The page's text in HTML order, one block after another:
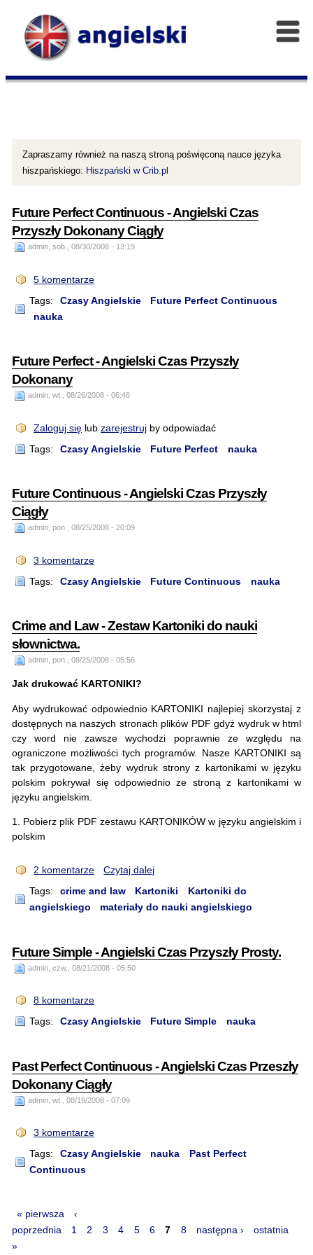
Zapraszamy również na naszą stroną poświęconą nauce języka
hiszpańskiego: Hiszpański w Crib.pl
Future Perfect Continuous - Angielski Czas
Przyszły Dokonany Ciągły
admin, sob., 08/30/2008 - 13:19
5 komentarze
Tags:
Czasy Angielskie
Future Perfect Continuous
nauka
Future Perfect - Angielski Czas Przyszły
Dokonany
admin, wt., 08/26/2008 - 06:46
Zaloguj się lubzarejestruj by odpowiadać
Tags:
Czasy Angielskie Future Perfect nauka
Future Continuous - Angielski Czas Przyszły
Ciągły
admin, pon., 08/25/2008 - 20:09
3 komentarze
Tags:
Czasy Angielskie Future Continuous nauka
Crime and Law - Zestaw Kartoniki do nauki
słownictwa.
admin, pon., 08/25/2008 - 05:56
Jak drukować KARTONIKI?
Aby wydrukować odpowiednio KARTONIKI najlepiej skorzystaj z
dostępnych na naszych stronach plików PDF gdyż wydruk w html
czy word nie zawsze wychodzi poprawnie ze względu na
ograniczone możliwości tych programów. Nasze KARTONIKI są
tak przygotowane, żeby wydruk strony z kartonikami w języku
polskim pokrywał się odpowiednio ze stroną z kartonikami w
języku angielskim.
1. Pobierz plik PDF zestawu KARTONIKÓW w języku angielskim i
polskim
2 komentarze
Czytaj dalej
Tags:
crime and law Kartoniki
Kartoniki do
angielskiego
materiały do nauki angielskiego
Future Simple - Angielski Czas Przyszły Prosty.
admin, czw., 08/21/2008 - 05:50
8 komentarze
Tags:
Czasy Angielskie Future Simple nauka
Past Perfect Continuous - Angielski Czas Przeszły
Dokonany Ciągły
admin, wt., 08/19/2008 - 07:09
3 komentarze
Tags:
Czasy Angielskie nauka
Past Perfect
Continuous
« pierwsza
‹
poprzednia
1 2 3 4 5 6 7 8 następna ›
ostatnia
»